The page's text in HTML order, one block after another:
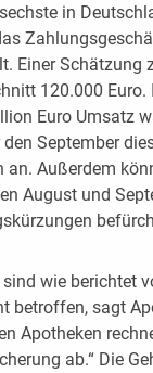
in
Einer Schätzung
120.000
Euro Umsatz
September
an. Außerdem
August und
wie berichtet
betroffen, sagt
Apotheken
ab.“ Die